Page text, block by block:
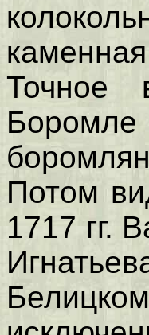
Точное
Потом
1717 гг.